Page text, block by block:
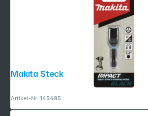
Makita Steckschlüssel 1/4 SW8
Artikel-Nr.:145485